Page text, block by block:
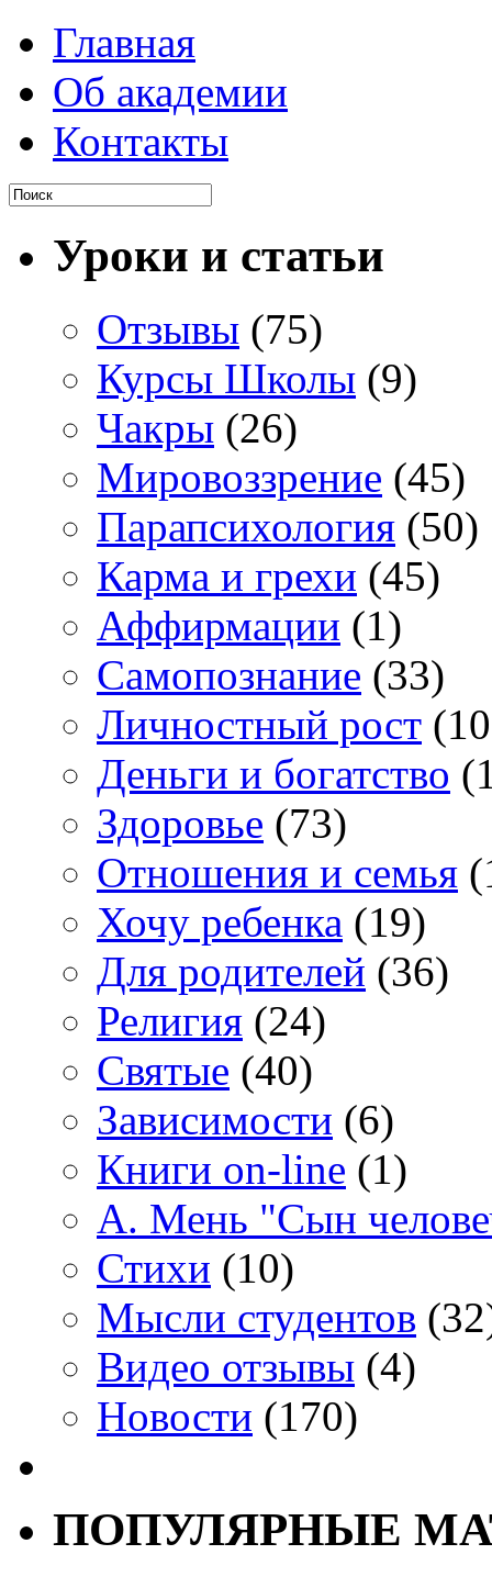
Главная
Об академии
Контакты
Уроки и статьи
Отзывы (75)
Курсы Школы (9)
Чакры (26)
Мировоззрение (45)
Парапсихология (50)
Карма и грехи (45)
Аффирмации (1)
Самопознание (33)
Личностный рост
Деньги и богатство
Здоровье (73)
Отношения и семья
Хочу ребенка (19)
Для родителей (36)
Религия (24)
Святые (40)
Зависимости (6)
Книги on-line (1)
А. Мень "Сын
Стихи (10)
Мысли студентов
Видео отзывы (4)
Новости (170)
ПОПУЛЯРНЫЕ